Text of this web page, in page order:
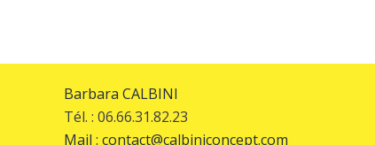
Barbara CALBINI
Tél. : 06.66.31.82.23
Mail : contact@calbiniconcept.com